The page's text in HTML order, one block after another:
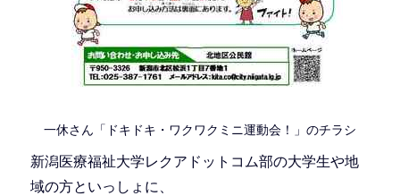
一休さん「ドキドキ・ワクワクミニ運動会！」のチラシ
新潟医療福祉大学レクアドットコム部の大学生や地
域の方といっしょに、